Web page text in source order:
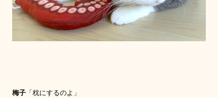
梅子「枕にするのよ」